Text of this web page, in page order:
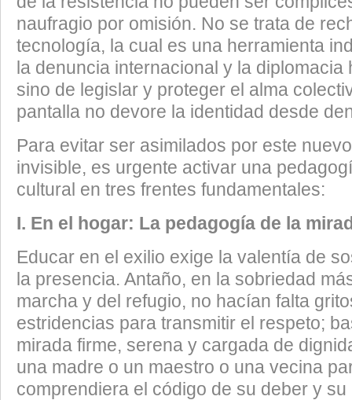
naufragio por omisión. No se trata de
tecnología, la cual es una herramienta
la denuncia internacional y la diplomacia
sino de legislar y proteger el alma
pantalla no devore la identidad desde
​Para evitar ser asimilados por este
invisible, es urgente activar una
cultural en tres frentes fundamentales:
​I. En el hogar: La pedagogía de la
​Educar en el exilio exige la valentía de
la presencia. Antaño, en la sobriedad
marcha y del refugio, no hacían falta
estridencias para transmitir el respeto;
mirada firme, serena y cargada de
una madre o un maestro o una vecina
comprendiera el código de su deber y su